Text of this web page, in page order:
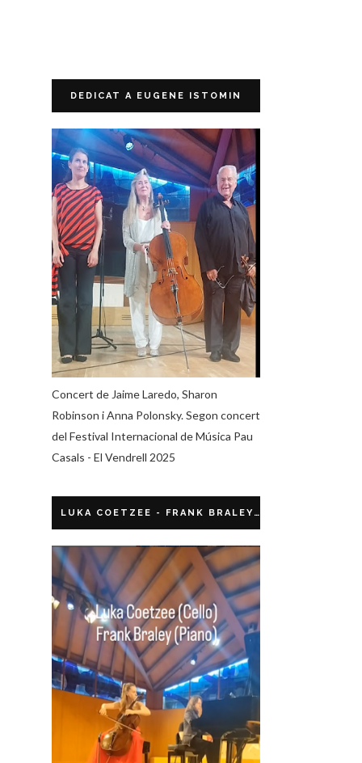
DEDICAT A EUGENE ISTOMIN
Concert de Jaime Laredo, Sharon
Robinson i Anna Polonsky. Segon concert
del Festival Internacional de Música Pau
Casals - El Vendrell 2025
LUKA COETZEE - FRANK BRALEY